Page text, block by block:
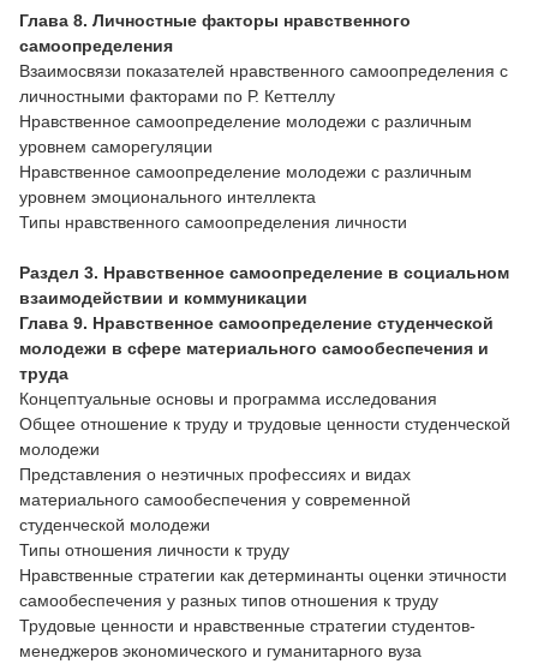
Глава 8. Личностные факторы нравственного
самоопределения
Взаимосвязи показателей нравственного самоопределения с
личностными факторами по Р. Кеттеллу
Нравственное самоопределение молодежи с различным
уровнем саморегуляции
Нравственное самоопределение молодежи с различным
уровнем эмоционального интеллекта
Типы нравственного самоопределения личности
Раздел 3. Нравственное самоопределение в социальном
взаимодействии и коммуникации
Глава 9. Нравственное самоопределение студенческой
молодежи в сфере материального самообеспечения и
труда
Концептуальные основы и программа исследования
Общее отношение к труду и трудовые ценности студенческой
молодежи
Представления о неэтичных профессиях и видах
материального самообеспечения у современной
студенческой молодежи
Типы отношения личности к труду
Нравственные стратегии как детерминанты оценки этичности
самообеспечения у разных типов отношения к труду
Трудовые ценности и нравственные стратегии студентов-
менеджеров экономического и гуманитарного вуза